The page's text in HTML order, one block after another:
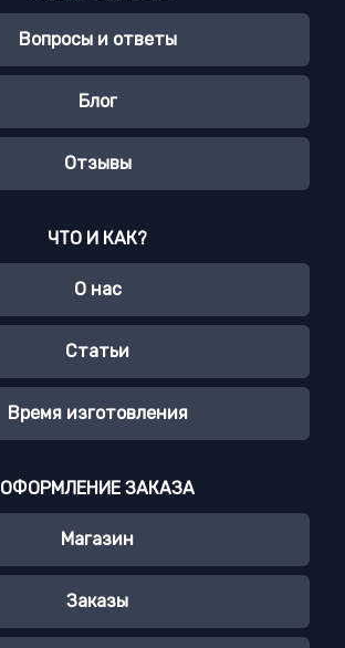
Вопросы и ответы
Блог
Отзывы
ЧТО И КАК?
О нас
Статьи
Время изготовления
ОФОРМЛЕНИЕ ЗАКАЗА
Магазин
Заказы